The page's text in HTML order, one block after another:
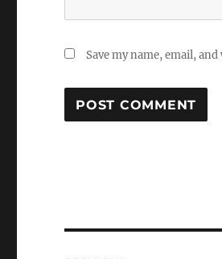
Save my name, email,